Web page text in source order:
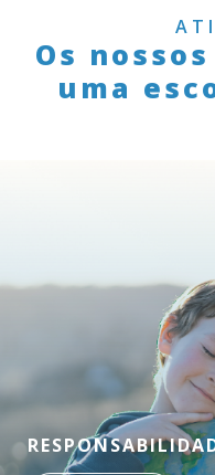
Os
uma